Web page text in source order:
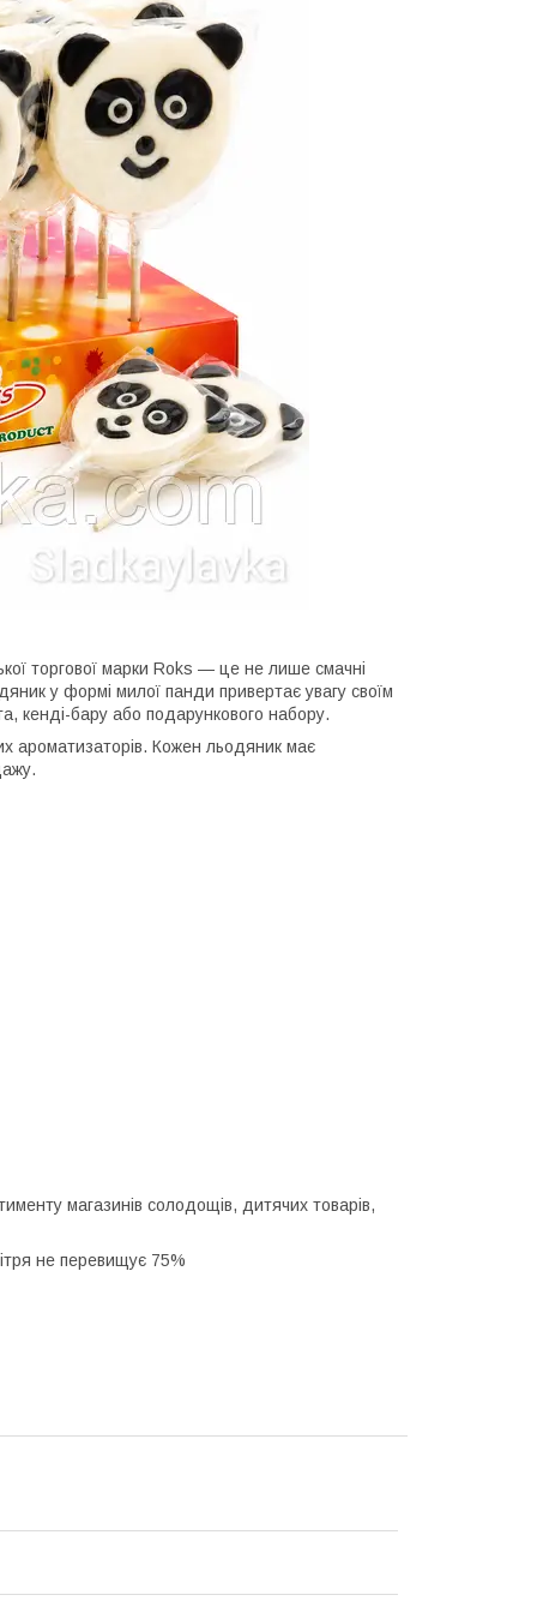
торгової марки Roks — це не лише смачні
у формі милої панди привертає увагу своїм
кенді-бару або подарункового набору.
ароматизаторів. Кожен льодяник має
магазинів солодощів, дитячих товарів,
не перевищує 75%